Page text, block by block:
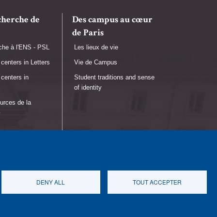
de
à l'ENS - PSL
in Letters
in
de la
Des campus au cœur
de Paris
Les lieux de vie
Vie de Campus
Student traditions and sense
of identity
DENY ALL TOUT ACCEPTER